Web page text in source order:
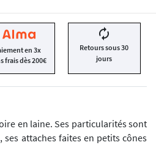
en 3x
frais dès 200€
autorenew
Retours sous 30
jours
en laine. Ses particularités sont
ses attaches faites en petits cônes